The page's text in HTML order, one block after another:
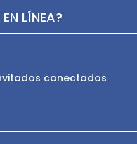
LÍNEA?
conectados